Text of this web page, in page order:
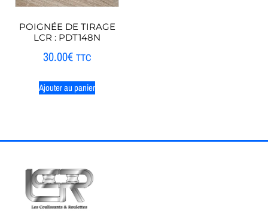
POIGNÉE DE TIRAGE
LCR : PDT148N
30.00€ TTC
Ajouter au panier